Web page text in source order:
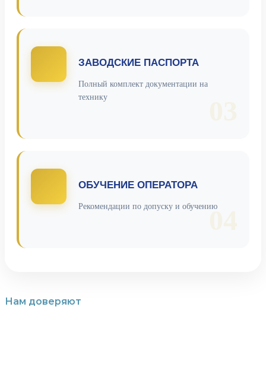
ЗАВОДСКИЕ ПАСПОРТА
Полный комплект документации на
технику
ОБУЧЕНИЕ ОПЕРАТОРА
Рекомендации по допуску и обучению
04
Нам доверяют